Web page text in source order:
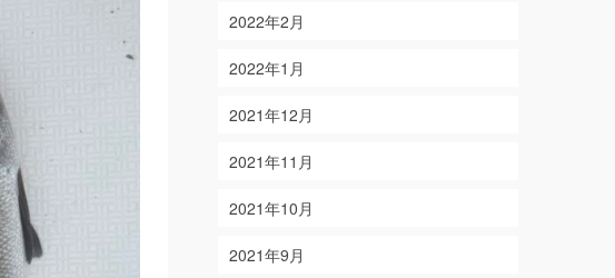
2022年2月
2022年1月
2021年12月
2021年11月
2021年10月
2021年9月